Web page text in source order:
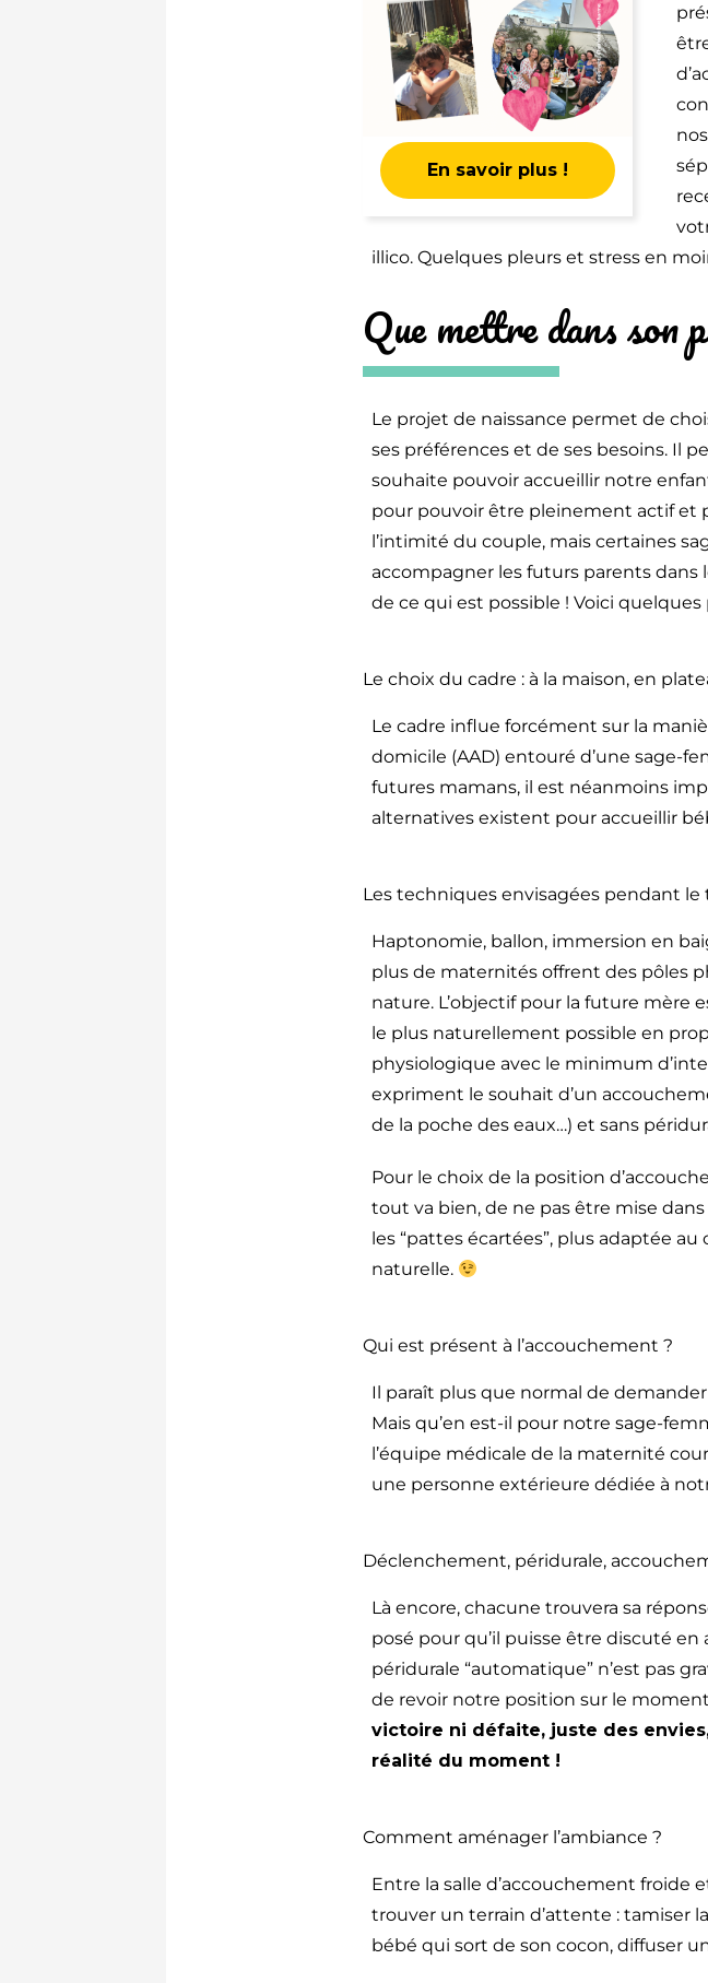
En savoir plus !
illico. Quelques pleurs et stress en
Que mettre dans son
Le projet de naissance permet de
ses préférences et de ses besoins. Il
souhaite pouvoir accueillir notre
pour pouvoir être pleinement actif et
l’intimité du couple, mais certaines
accompagner les futurs parents
de ce qui est possible ! Voici
Le choix du cadre : à la maison, en
Le cadre influe forcément sur la
domicile (AAD) entouré d’une sage-
futures mamans, il est néanmoins
alternatives existent pour accueillir
Les techniques envisagées pendant le
Haptonomie, ballon, immersion en
plus de maternités offrent des pôles
nature. L’objectif pour la future mère
le plus naturellement possible en
physiologique avec le minimum
expriment le souhait d’un
de la poche des eaux…) et sans
Pour le choix de la position
tout va bien, de ne pas être mise
les “pattes écartées”, plus adaptée
naturelle.
Qui est présent à l’accouchement ?
Il paraît plus que normal de
Mais qu’en est-il pour notre sage-
l’équipe médicale de la maternité
une personne extérieure dédiée à
Déclenchement, péridurale,
Là encore, chacune trouvera sa
posé pour qu’il puisse être discuté
péridurale “automatique” n’est pas
de revoir notre position sur le
victoire ni défaite, juste des
réalité du moment !
Comment aménager l’ambiance ?
Entre la salle d’accouchement froide
trouver un terrain d’attente : tamiser
bébé qui sort de son cocon, diffuser